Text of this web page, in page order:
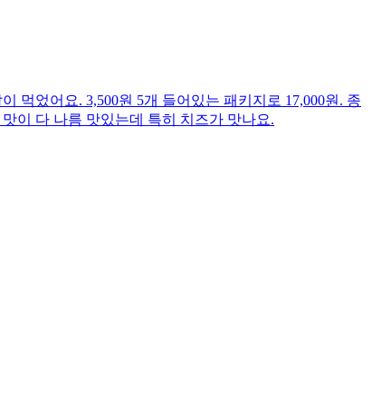
먹었어요. 3,500원 5개 들어있는 패키지로 17,000원. 종
이 다 나름 맛있는데 특히 치즈가 맛나요.